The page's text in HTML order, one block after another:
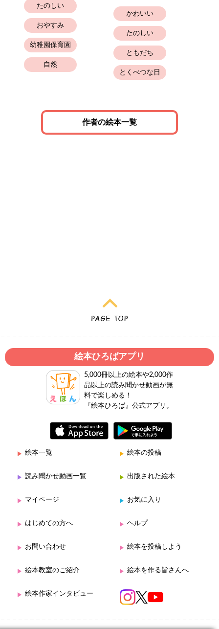
たのしい
おやすみ
幼稚園保育園
自然
かわいい
たのしい
ともだち
とくべつな日
作者の絵本一覧
絵本ひろばアプリ
5,000冊以上の絵本や2,000作
品以上の読み聞かせ動画が無
料で楽しめる！
『絵本ひろば』公式アプリ。
絵本一覧 絵本の投稿
読み聞かせ動画一覧 出版された絵本
マイページ お気に入り
はじめての方へ ヘルプ
お問い合わせ 絵本を投稿しよう
絵本教室のご紹介 絵本を作る皆さんへ
絵本作家インタビュー